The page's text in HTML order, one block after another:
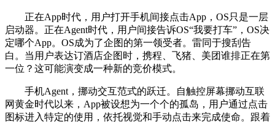
正在App时代，用户打开手机间接点击App，OS只是一层
启动器。正在Agent时代，用户间接告诉OS“我要打车”，OS决
定哪个App。OS成为了企图的第一领受者。雷同于搜刮告
白。当用户表达订酒店企图时，携程、飞猪、美团谁排正在第
一位？这可能演变成一种新的竞价模式。
手机Agent，挪动交互范式的跃迁。自触控屏幕挪动互联
网黄金时代以来，App被设想为一个个的孤岛，用户通过点击
图标进入特定的使用，依托视觉和手动点击来完成使命。跟着